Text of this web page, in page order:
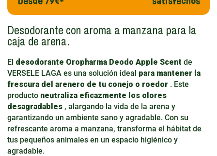
Desodorante con aroma a manzana para la
caja de arena.
El desodorante Oropharma Deodo Apple Scent de
VERSELE LAGA es una solución ideal para mantener la
frescura del arenero de tu conejo o roedor . Este
producto neutraliza eficazmente los olores
desagradables , alargando la vida de la arena y
garantizando un ambiente sano y agradable. Con su
refrescante aroma a manzana, transforma el hábitat de
tus pequeños animales en un espacio higiénico y
agradable.